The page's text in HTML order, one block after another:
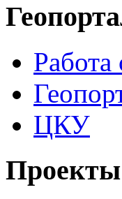
Работа
ЦКУ
Проекты